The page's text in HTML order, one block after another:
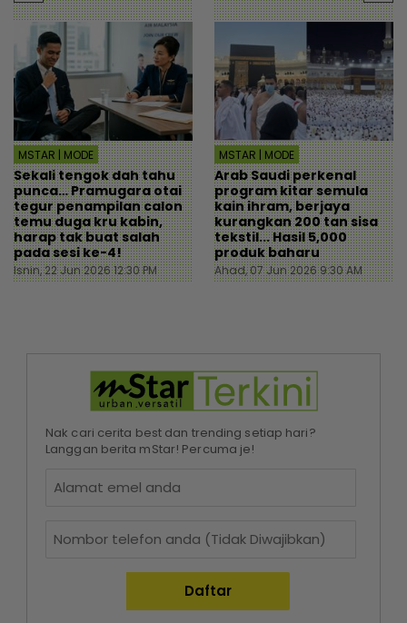
MSTAR | MODE
Sekali tengok dah tahu
punca… Pramugara otai
tegur penampilan calon
temu duga kru kabin,
harap tak buat salah
pada sesi ke-4!
Isnin, 22 Jun 2026 12:30 PM
MSTAR | MODE
Arab Saudi perkenal
program kitar semula
kain ihram, berjaya
kurangkan 200 tan sisa
tekstil... Hasil 5,000
produk baharu
Ahad, 07 Jun 2026 9:30 AM
Nak cari cerita best dan trending setiap hari?
Langgan berita mStar! Percuma je!